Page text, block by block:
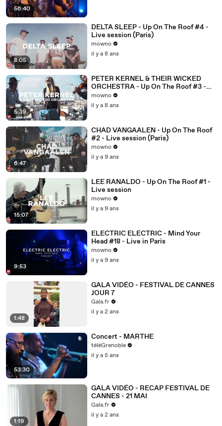
56:40
8:05
DELTA SLEEP - Up On The Roof #4 -
Live session (Paris)
mowno
il y a 8 ans
5:39
PETER KERNEL & THEIR WICKED
ORCHESTRA - Up On The Roof #3 -
Live session (Paris)
mowno
il y a 8 ans
6:47
CHAD VANGAALEN - Up On The Roof
#2 - Live session (Paris)
mowno
il y a 9 ans
15:07
LEE RANALDO - Up On The Roof #1 -
Live session
mowno
il y a 9 ans
9:53
ELECTRIC ELECTRIC - Mind Your
Head #18 - Live in Paris
mowno
il y a 9 ans
1:48
GALA VIDÉO - FESTIVAL DE CANNES
JOUR 7
Gala.fr
il y a 2 ans
53:30
Concert - MARTHE
téléGrenoble
il y a 5 ans
1:19
GALA VIDÉO - RECAP FESTIVAL DE
CANNES - 21 MAI
Gala.fr
il y a 2 ans